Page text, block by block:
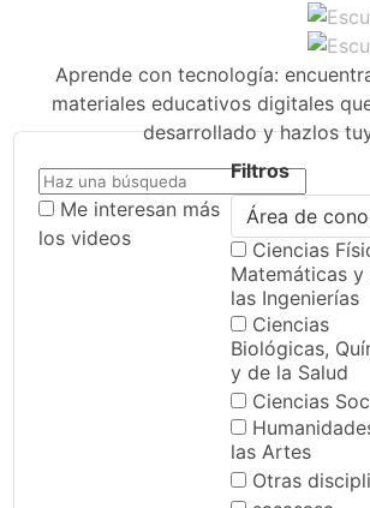
Aprende con tecnología:
materiales educativos digitales
desarrollado y hazlos
Me interesan más
los videos
Filtros
Área de
Ciencias
Matemáticas y
las Ingenierías
Ciencias
Biológicas,
y de la Salud
Ciencias
las Artes
Otras